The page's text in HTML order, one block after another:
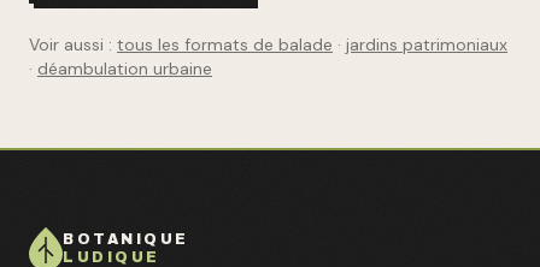
Voir aussi : tous les formats de balade · jardins patrimoniaux
· déambulation urbaine
BOTANIQUE
LUDIQUE